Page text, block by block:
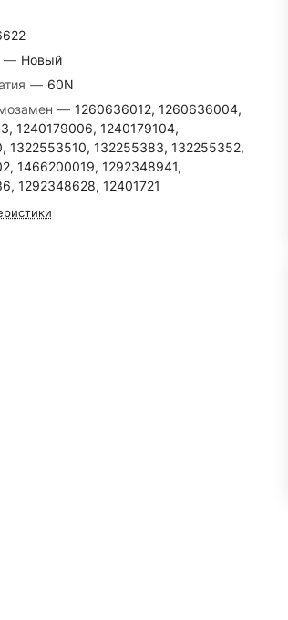
— Новый
— 60N
— 1260636012, 1260636004,
1240179006, 1240179104,
1322553510, 132255383, 132255352,
1466200019, 1292348941,
1292348628, 12401721